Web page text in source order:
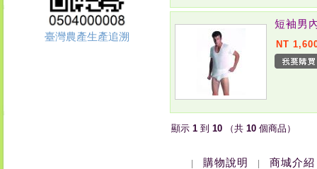
臺灣農產生產追溯
短袖男
NT
顯示 1 到 10 （共 10 個商品）
購物說明 商城介紹